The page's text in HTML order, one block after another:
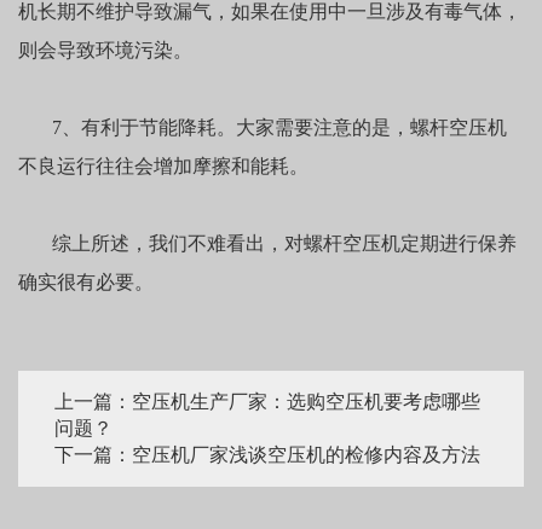
机长期不维护导致漏气，如果在使用中一旦涉及有毒气体，
则会导致环境污染。
7、有利于节能降耗。大家需要注意的是，螺杆空压机
不良运行往往会增加摩擦和能耗。
综上所述，我们不难看出，对螺杆空压机定期进行保养
确实很有必要。
上一篇：空压机生产厂家：选购空压机要考虑哪些
问题？
下一篇：空压机厂家浅谈空压机的检修内容及方法